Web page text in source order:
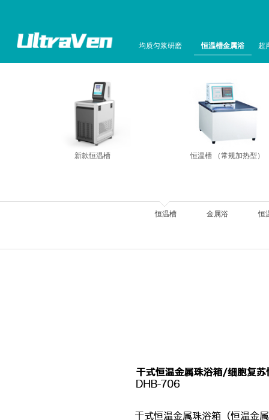
均质匀浆研磨 恒温槽金属浴 超
新款恒温槽 恒温槽 （常规加热型）
恒温槽 金属浴 恒